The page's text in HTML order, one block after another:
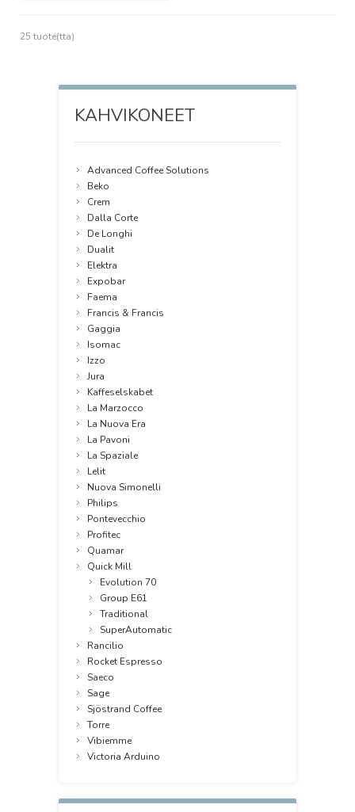
25 tuote(tta)
KAHVIKONEET
Advanced Coffee Solutions
Beko
Crem
Dalla Corte
De Longhi
Dualit
Elektra
Expobar
Faema
Francis & Francis
Gaggia
Isomac
Izzo
Jura
Kaffeselskabet
La Marzocco
La Nuova Era
La Pavoni
La Spaziale
Lelit
Nuova Simonelli
Philips
Pontevecchio
Profitec
Quamar
Quick Mill
Evolution 70
Group E61
Traditional
SuperAutomatic
Rancilio
Rocket Espresso
Saeco
Sage
Sjöstrand Coffee
Torre
Vibiemme
Victoria Arduino